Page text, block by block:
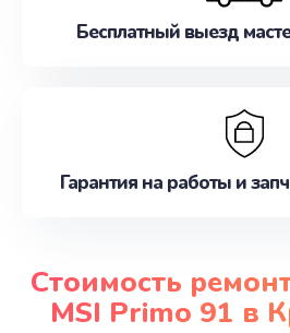
Бесплатный выезд
Гарантия на работы и
Стоимость
MSI Primo 91 в